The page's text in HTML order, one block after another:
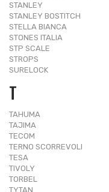
STANLEY
STANLEY BOSTITCH
STELLA BIANCA
STONES ITALIA
STP SCALE
STROPS
SURELOCK
T
TAHUMA
TAJIMA
TECOM
TERNO SCORREVOLI
TESA
TIVOLY
TORBEL
TYTAN